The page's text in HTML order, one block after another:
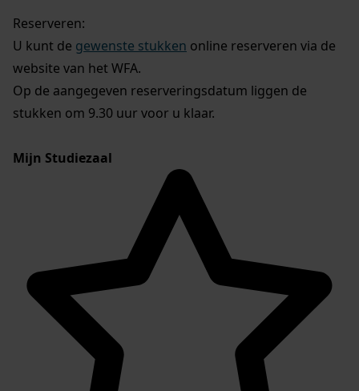
Reserveren:
U kunt de gewenste stukken online reserveren via de
website van het WFA.
Op de aangegeven reserveringsdatum liggen de
stukken om 9.30 uur voor u klaar.
Mijn Studiezaal